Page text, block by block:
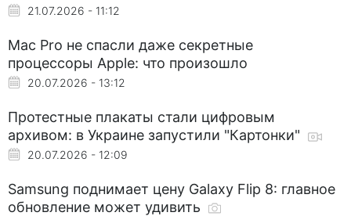
21.07.2026 - 11:12
Mac Pro не спасли даже секретные
процессоры Apple: что произошло
20.07.2026 - 13:12
Протестные плакаты стали цифровым
архивом: в Украине запустили "Картонки"
20.07.2026 - 12:09
Samsung поднимает цену Galaxy Flip 8: главное
обновление может удивить